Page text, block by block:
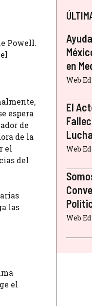
Powell.
espera
de
de la
el
del
las
el
en
Web
El
Web
Web